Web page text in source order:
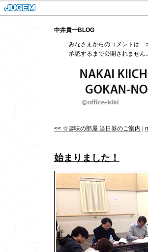
中井貴一BLOG
みなさまからのコメントは
承認するまで公開されません
<< ☆趣味の部屋 当日券のご案内
始まりました！